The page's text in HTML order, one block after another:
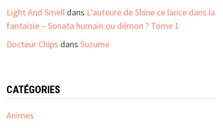
Light And Smelldans L’auteure de Shine ce lance dans la
fantaisie – Sonata humain ou démon ? Tome 1
Docteur Chips dans Suzume
CATÉGORIES
Animes